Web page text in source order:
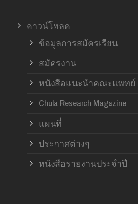
ดาวน์โหลด
ข้อมูลการสมัครเรียน
สมัครงาน
หนังสือแนะนำคณะแพทย์
Chula Research Magazine
แผนที่
ประกาศต่างๆ
หนังสือรายงานประจำปี